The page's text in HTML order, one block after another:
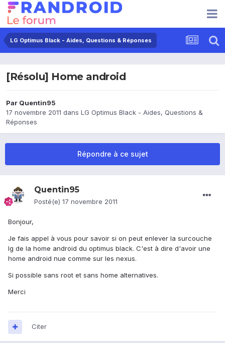
LG Optimus Black - Aides, Questions & Réponses
[Résolu] Home android
Par Quentin95
17 novembre 2011 dans LG Optimus Black - Aides, Questions &
Réponses
Répondre à ce sujet
Quentin95
Posté(e) 17 novembre 2011
Bonjour,
Je fais appel à vous pour savoir si on peut enlever la surcouche
lg de la home android du optimus black. C'est à dire d'avoir une
home android nue comme sur les nexus.
Si possible sans root et sans home alternatives.
Merci
Citer